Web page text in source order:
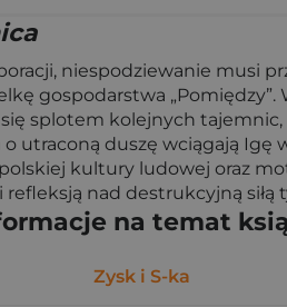
niespodziewanie musi
gospodarstwa
splotem kolejnych
utraconą duszę wciągają Igę
kultury ludowej oraz
refleksją nad destrukcyjną
na temat
Zysk i S-ka